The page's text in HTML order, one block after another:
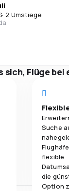
· 2 Umstiege
sich, Flüge bei
Suche
flexible
die
Option